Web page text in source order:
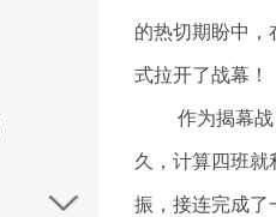
的热切期盼中，
式拉开了战幕！
作为揭幕
久，计算四班就
振，接连完成了